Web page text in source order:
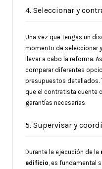
4. Seleccionar y
Una vez que tengas un
momento de seleccionar
llevar a cabo la reforma.
comparar diferentes
presupuestos detallados.
que el contratista cuente
garantías necesarias.
5. Supervisar y
Durante la ejecución de la
edificio , es fundamental